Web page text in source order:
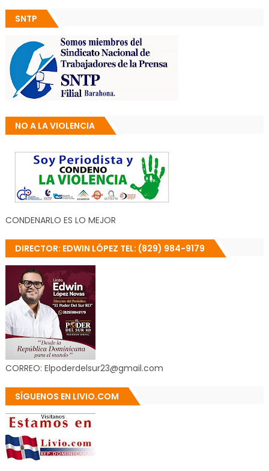
SNTP
NO A LA VIOLENCIA
CONDENARLO ES LO MEJOR
DIRECTOR: EDWIN LÓPEZ TEL: (829) 984-9179
CORREO: Elpoderdelsur23@gmail.com
SÍGUENOS EN LIVIO.COM